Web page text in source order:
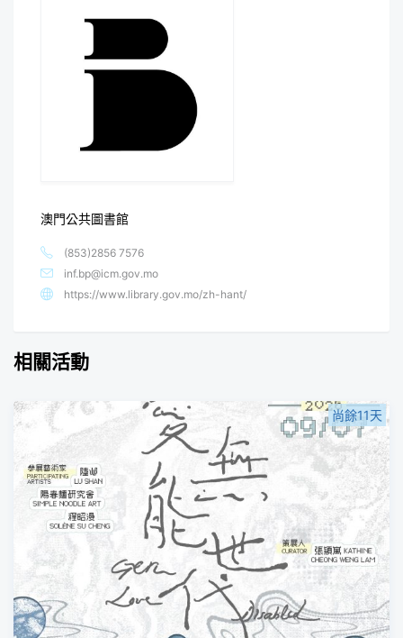
澳門公共圖書館
(853)2856 7576
inf.bp@icm.gov.mo
https://www.library.gov.mo/zh-hant/
相關活動
尚餘11天